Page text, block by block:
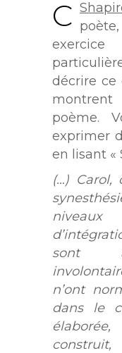
C
décrire ce
poème.
exprimer
en lisant «
(…) Carol,
sont
n’ont
dans le